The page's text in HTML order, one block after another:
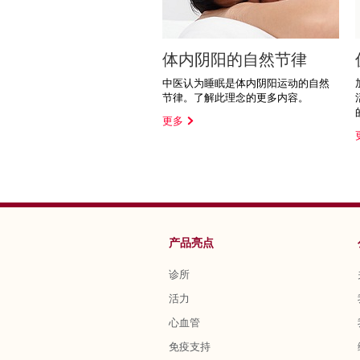
体内阴阳的自然节律
中医认为睡眠是体内阴阳运动的自然
节律。了解此理念的更多内容。
更多
产品亮点
诊所
活力
心血管
免疫支持